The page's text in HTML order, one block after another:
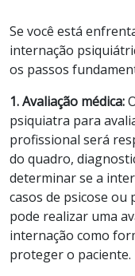
Se você está
internação
os passos
1. Avaliação médica:
psiquiatra para
profissional será
do quadro,
determinar se a
casos de psicose ou
pode realizar uma
internação como
proteger o paciente.